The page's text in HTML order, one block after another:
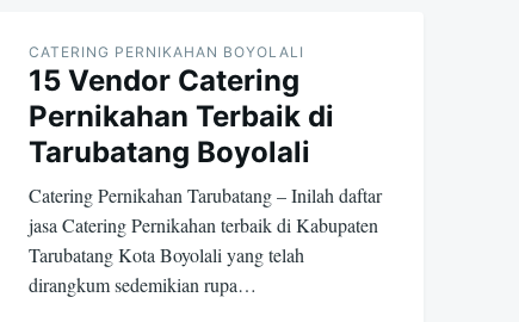
CATERING PERNIKAHAN BOYOLALI
15 Vendor Catering
Pernikahan Terbaik di
Tarubatang Boyolali
Catering Pernikahan Tarubatang – Inilah daftar
jasa Catering Pernikahan terbaik di Kabupaten
Tarubatang Kota Boyolali yang telah
dirangkum sedemikian rupa…